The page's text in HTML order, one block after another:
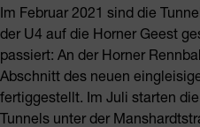
Im Februar 2021 sind die
der U4 auf die Horner Geest
passiert: An der Horner
Abschnitt des neuen
fertiggestellt. Im Juli starten
Tunnels unter der